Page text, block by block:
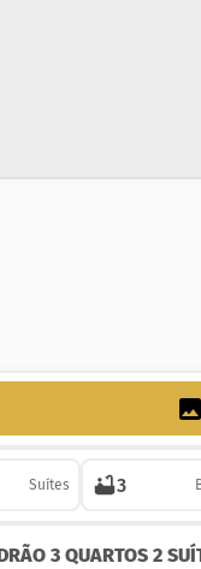
Suítes 3
3 QUARTOS 2